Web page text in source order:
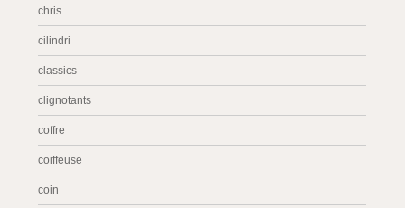
chris
cilindri
classics
clignotants
coffre
coiffeuse
coin